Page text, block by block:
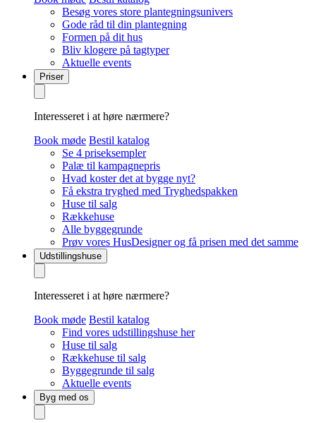
Besøg vores store plantegningsunivers
Gode råd til din plantegning
Formen på dit hus
Bliv klogere på tagtyper
Aktuelle events
Priser
Interesseret i at høre nærmere?
Book møde Bestil katalog
Se 4 priseksempler
Palæ til kampagnepris
Hvad koster det at bygge nyt?
Få ekstra tryghed med Tryghedspakken
Huse til salg
Rækkehuse
Alle byggegrunde
Prøv vores HusDesigner og få prisen med det samme
Udstillingshuse
Interesseret i at høre nærmere?
Book møde Bestil katalog
Find vores udstillingshuse her
Huse til salg
Rækkehuse til salg
Byggegrunde til salg
Aktuelle events
Byg med os